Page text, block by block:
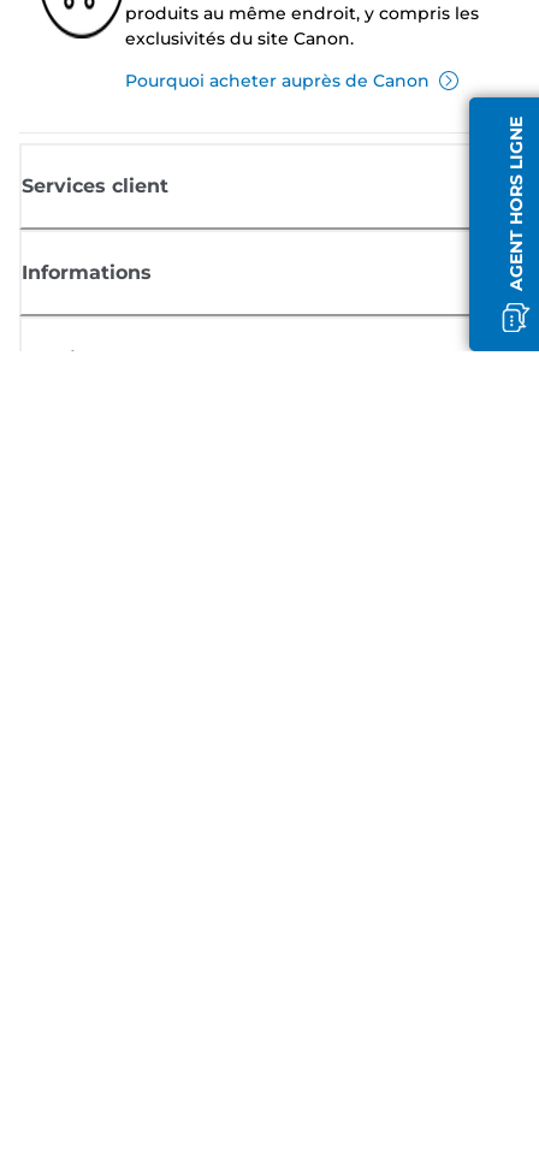
AGENT HORS LIGNE
produits au même endroit, y compris les
exclusivités du site Canon.
Pourquoi acheter auprès de Canon
Services client
Informations
Boutique